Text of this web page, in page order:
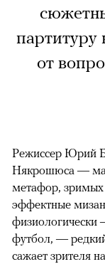
партитуру
от
Режиссер Юрий
Някрошюса —
метафор,
эффектные
физиологически
футбол, — редкий
сажает зрителя